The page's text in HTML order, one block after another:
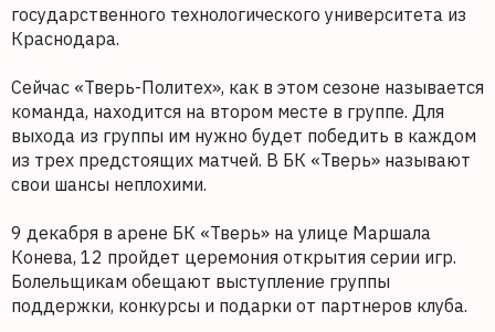
государственного технологического университета из
Краснодара.
Сейчас «Тверь-Политех», как в этом сезоне называется
команда, находится на втором месте в группе. Для
выхода из группы им нужно будет победить в каждом
из трех предстоящих матчей. В БК «Тверь» называют
свои шансы неплохими.
9 декабря в арене БК «Тверь» на улице Маршала
Конева, 12 пройдет церемония открытия серии игр.
Болельщикам обещают выступление группы
поддержки, конкурсы и подарки от партнеров клуба.